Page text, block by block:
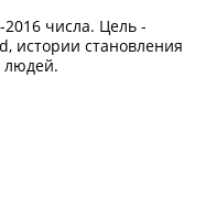
числа. Цель -
истории становления
людей.